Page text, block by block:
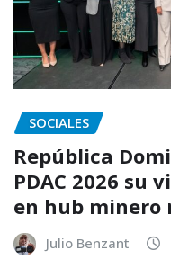
SOCIALES
República
PDAC 2026 su
en hub minero
Julio Benzant